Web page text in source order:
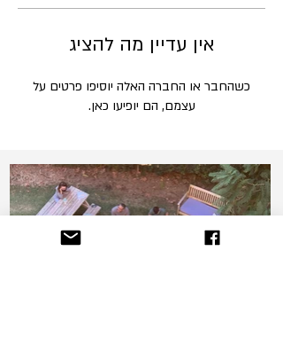
אין עדיין מה להציג
כשהחבר או החברה האלה יוסיפו פרטים על
עצמם, הם יופיעו כאן.